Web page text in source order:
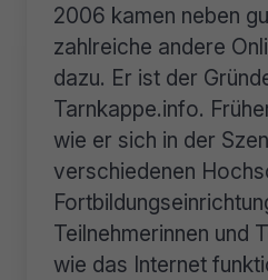
2006 kamen neben
zahlreiche andere
dazu. Er ist der
Tarnkappe.info.
wie er sich in der
verschiedenen
Teilnehmerinnen und
wie das Internet